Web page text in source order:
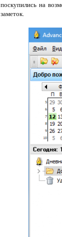
поскупились на
заметок.